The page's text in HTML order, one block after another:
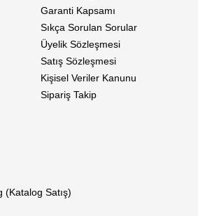
Garanti Kapsamı
Sıkça Sorulan Sorular
Üyelik Sözleşmesi
Satış Sözleşmesi
Kişisel Veriler Kanunu
Sipariş Takip
(Katalog Satış)